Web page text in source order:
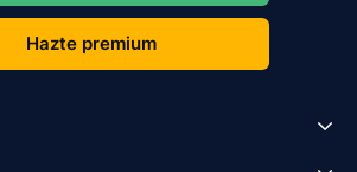
Hazte premium